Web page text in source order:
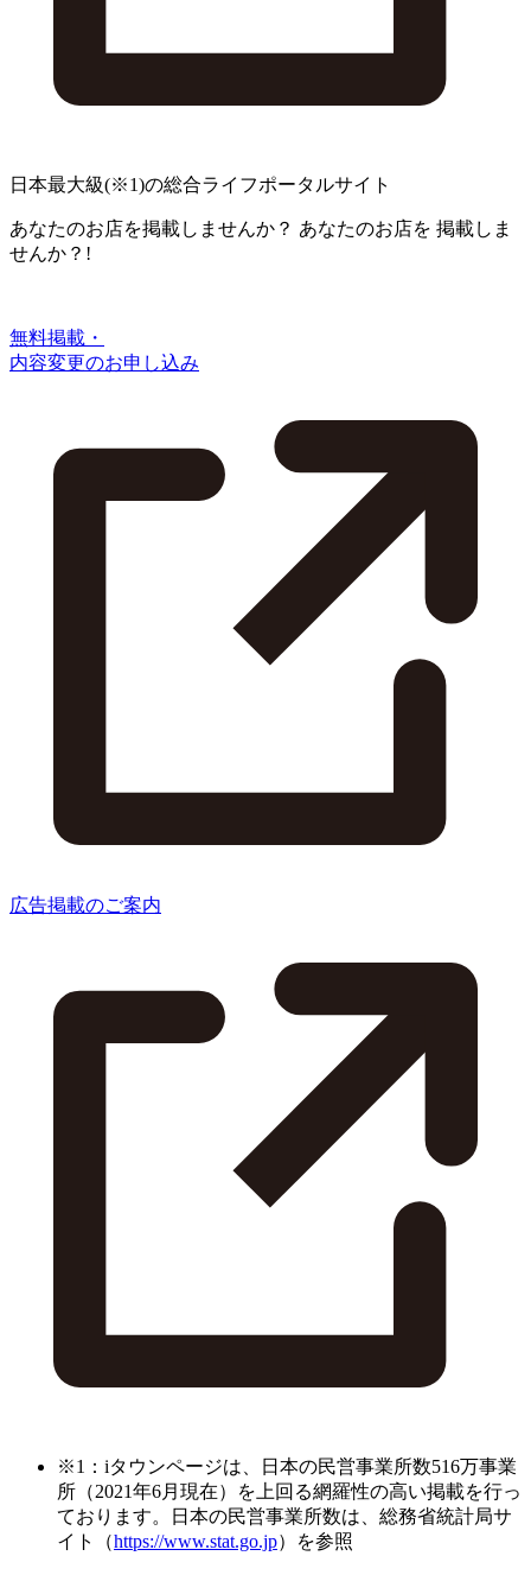
日本最大級(※1)の総合ライフポータルサイト
あなたのお店を掲載しませんか？ あなたのお店を 掲載しま
せんか？!
無料掲載・
内容変更のお申し込み
広告掲載のご案内
※1：iタウンページは、日本の民営事業所数516万事業
所（2021年6月現在）を上回る網羅性の高い掲載を行っ
ております。日本の民営事業所数は、総務省統計局サ
イト（https://www.stat.go.jp）を参照